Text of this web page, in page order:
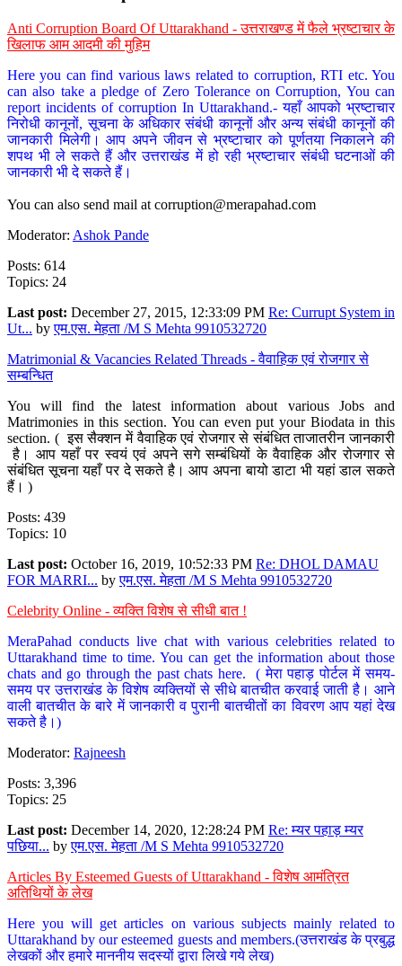
Anti Corruption Board Of Uttarakhand - उत्तराखण्ड में फैले भ्रष्टाचार के
खिलाफ आम आदमी की मुहिम
Here you can find various laws related to corruption, RTI etc. You
can also take a pledge of Zero Tolerance on Corruption, You can
report incidents of corruption In Uttarakhand.- यहाँ आपको भ्रष्टाचार
निरोधी कानूनों, सूचना के अधिकार संबंधी कानूनों और अन्य संबंधी कानूनों की
जानकारी मिलेगी। आप अपने जीवन से भ्रष्टाचार को पूर्णतया निकालने की
शपथ भी ले सकते हैं और उत्तराखंड में हो रही भ्रष्टाचार संबंधी घटनाओं की
जानकारी भी दे सकते हैं।
You can also send mail at corruption@merapahad.com
Moderator: Ashok Pande
Posts: 614
Topics: 24
Last post: December 27, 2015, 12:33:09 PM Re: Currupt System in
Ut... byएम.एस. मेहता /M S Mehta 9910532720
Matrimonial & Vacancies Related Threads - वैवाहिक एवं रोजगार से
सम्बन्धित
You will find the latest information about various Jobs and
Matrimonies in this section. You can even put your Biodata in this
section. ( इस सैक्शन में वैवाहिक एवं रोजगार से संबंधित ताजातरीन जानकारी
है। आप यहाँ पर स्वयं एवं अपने सगे सम्बंधियों के वैवाहिक और रोजगार से
संबंधित सूचना यहाँ पर दे सकते है। आप अपना बायो डाटा भी यहां डाल सकते
हैं। )
Posts: 439
Topics: 10
Last post: October 16, 2019, 10:52:33 PM Re: DHOL DAMAU
FOR MARRI... byएम.एस. मेहता /M S Mehta 9910532720
Celebrity Online - व्यक्ति विशेष से सीधी बात !
MeraPahad conducts live chat with various celebrities related to
Uttarakhand time to time. You can get the information about those
chats and go through the past chats here. ( मेरा पहाड़ पोर्टल में समय-
समय पर उत्तराखंड के विशेष व्यक्तियों से सीधे बातचीत करवाई जाती है। आने
वाली बातचीत के बारे में जानकारी व पुरानी बातचीतों का विवरण आप यहां देख
सकते है।)
Moderator: Rajneesh
Posts: 3,396
Topics: 25
Last post: December 14, 2020, 12:28:24 PM Re: म्यर पहाड़ म्यर
पछिया... byएम.एस. मेहता /M S Mehta 9910532720
Articles By Esteemed Guests of Uttarakhand - विशेष आमंत्रित
अतिथियों के लेख
Here you will get articles on various subjects mainly related to
Uttarakhand by our esteemed guests and members.(उत्तराखंड के प्रबुद्ध
लेखकों और हमारे माननीय सदस्यों द्वारा लिखे गये लेख)